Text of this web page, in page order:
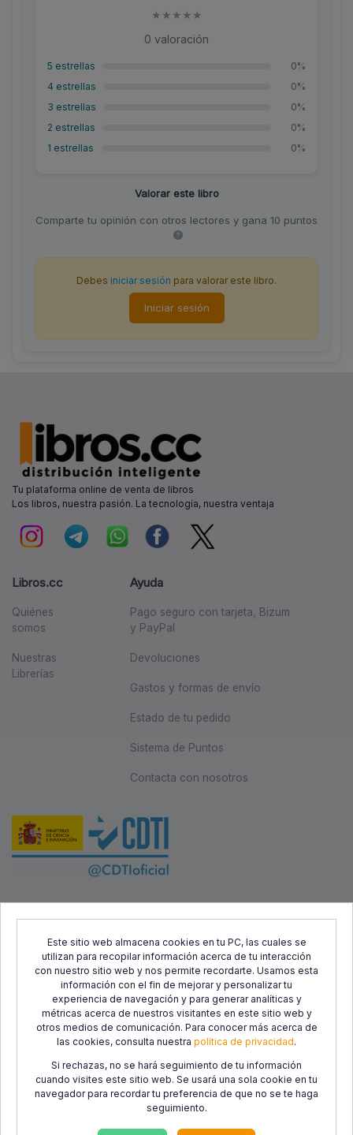
Este sitio web almacena cookies en tu PC, las cuales se
utilizan para recopilar información acerca de tu interacción
con nuestro sitio web y nos permite recordarte. Usamos esta
información con el fin de mejorar y personalizar tu
experiencia de navegación y para generar analíticas y
métricas acerca de nuestros visitantes en este sitio web y
otros medios de comunicación. Para conocer más acerca de
las cookies, consulta nuestra política de privacidad.
Si rechazas, no se hará seguimiento de tu información
cuando visites este sitio web. Se usará una sola cookie en tu
navegador para recordar tu preferencia de que no se te haga
seguimiento.
★ ★ ★ ★ ★
0 valoración
5 estrellas
0%
4 estrellas
0%
3 estrellas
0%
2 estrellas
0%
1 estrellas
0%
Valorar este libro
Comparte tu opinión con otros lectores y gana 10 puntos
Debes iniciar sesión para valorar este libro.
Iniciar sesión
Tu plataforma online de venta de libros
Los libros, nuestra pasión. La tecnología, nuestra ventaja
Libros.cc
Quiénes
somos
Nuestras
Librerías
Ayuda
Pago seguro con tarjeta, Bizum
y PayPal
Devoluciones
Gastos y formas de envío
Estado de tu pedido
Sistema de Puntos
Contacta con nosotros
Desarrollo Regional (FEDER) y el Centro para el Desarrollo
Tecnológico Industrial (CDTI), con el objetivo de promover el
desarrollo tecnológico, la innovación y una investigación de